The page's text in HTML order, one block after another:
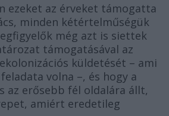
ezeket az érveket támogatta
minden kétértelműségük
még azt is siettek
támogatásával az
küldetését – ami
volna –, és hogy a
az erősebb fél oldalára állt,
amiért eredetileg